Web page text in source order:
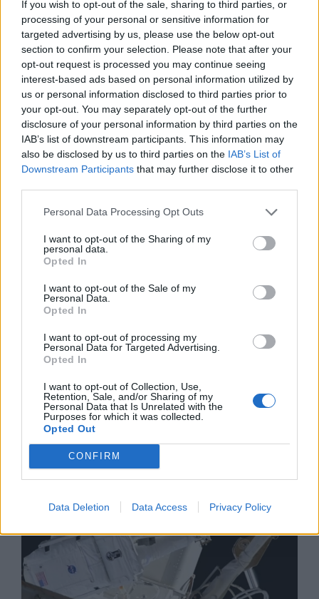
If you wish to opt-out of the sale, sharing to third parties, or
processing of your personal or sensitive information for
targeted advertising by us, please use the below opt-out
section to confirm your selection. Please note that after your
opt-out request is processed you may continue seeing
interest-based ads based on personal information utilized by
us or personal information disclosed to third parties prior to
your opt-out. You may separately opt-out of the further
disclosure of your personal information by third parties on the
IAB’s list of downstream participants. This information may
also be disclosed by us to third parties on the IAB’s List of
Downstream Participants that may further disclose it to other
Personal Data Processing Opt Outs
I want to opt-out of the Sharing of my
personal data.
Opted In
I want to opt-out of the Sale of my
Personal Data.
Opted In
I want to opt-out of processing my
Personal Data for Targeted Advertising.
Opted In
I want to opt-out of Collection, Use,
Retention, Sale, and/or Sharing of my
Personal Data that Is Unrelated with the
Purposes for which it was collected.
Opted Out
CONFIRM
Data Deletion Data Access Privacy Policy
Древен храм на почти 900 години
откриха под кафене за сладолед в
Полша
07.08.2026 / 16:00
създаде нови жизнеспособни вируси
07.08.2026 / 15:30